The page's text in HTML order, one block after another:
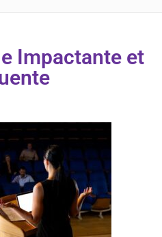
Impactante et